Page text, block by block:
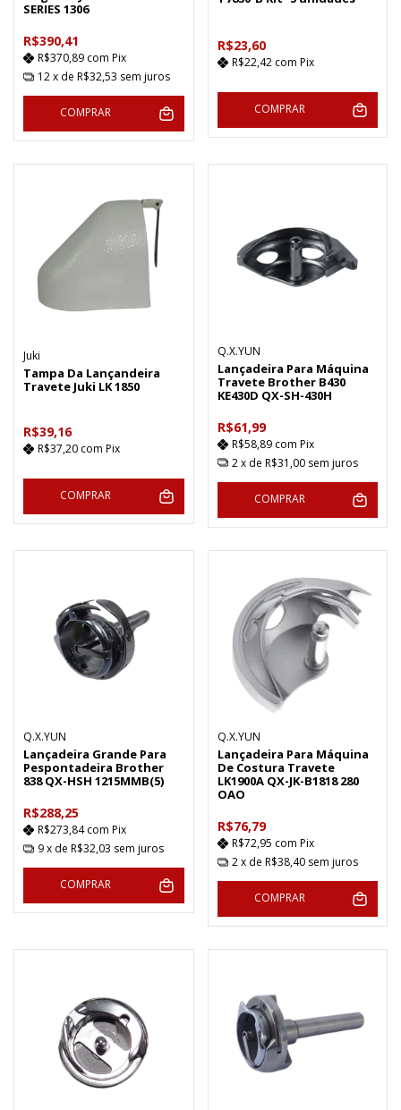
SERIES 1306
R$390,41
R$370,89 com Pix
12x de R$32,53 sem juros
COMPRAR
R$23,60
R$22,42 com Pix
COMPRAR
Juki
Tampa Da Lançandeira
Travete Juki LK 1850
R$39,16
R$37,20 com Pix
COMPRAR
Q.X.YUN
Lançadeira Para Máquina
Travete Brother B430
KE430D QX-SH-430H
R$61,99
R$58,89 com Pix
2 x de R$31,00 sem juros
COMPRAR
Q.X.YUN
Lançadeira Grande Para
Pespontadeira Brother
838 QX-HSH 1215MMB(5)
R$288,25
R$273,84com Pix
9x de R$32,03 sem juros
COMPRAR
Q.X.YUN
Lançadeira Para Máquina
De Costura Travete
LK1900A QX-JK-B1818 280
OAO
R$76,79
R$72,95 com Pix
2 x de R$38,40 sem juros
COMPRAR